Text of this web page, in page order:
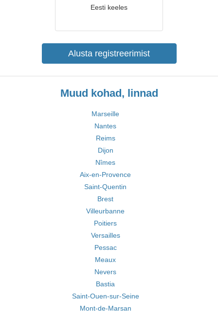
Eesti keeles
Alusta registreerimist
Muud kohad, linnad
Marseille
Nantes
Reims
Dijon
Nîmes
Aix-en-Provence
Saint-Quentin
Brest
Villeurbanne
Poitiers
Versailles
Pessac
Meaux
Nevers
Bastia
Saint-Ouen-sur-Seine
Mont-de-Marsan